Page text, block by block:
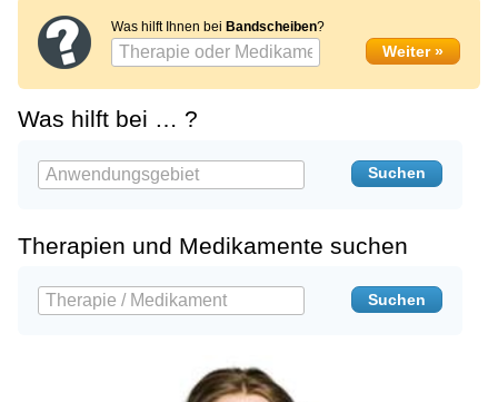
Was hilft Ihnen bei Bandscheiben?
Was hilft bei … ?
Therapien und Medikamente suchen